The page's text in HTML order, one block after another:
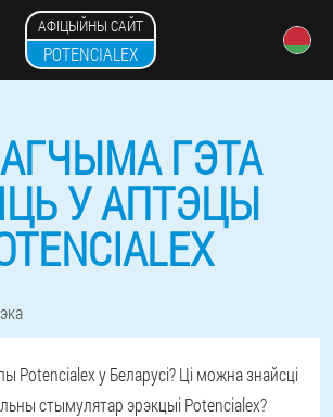
АФІЦЫЙНЫ САЙТ
POTENCIALEX
ГЭТА
У АПТЭЦЫ
Potencialex у Беларусі? Ці можна знайсці
стымулятар эрэкцыі Potencialex?